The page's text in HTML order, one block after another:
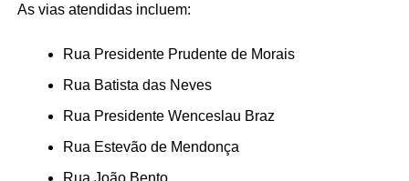
As vias atendidas incluem:
Rua Presidente Prudente de Morais
Rua Batista das Neves
Rua Presidente Wenceslau Braz
Rua Estevão de Mendonça
Rua João Bento